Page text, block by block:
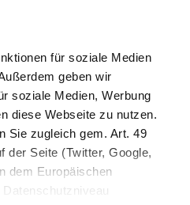
für soziale Medien
geben wir
soziale Medien, Werbung
diese Webseite zu nutzen.
Sie zugleich gem. Art. 49
der Seite (Twitter, Google,
dem Europäischen